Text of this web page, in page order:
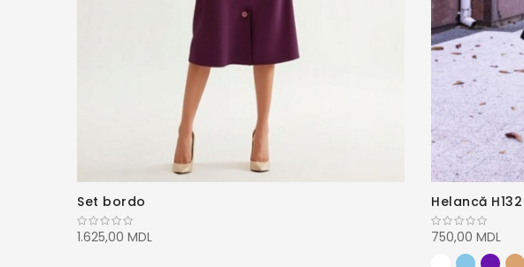
Set bordo
1.625,00 MDL
Helancă H132
750,00 MDL